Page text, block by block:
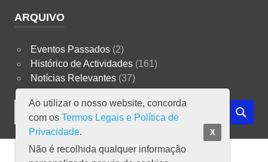
ARQUIVO
Eventos Passados(2)
Histórico de Actividades(161)
Notícias Relevantes(37)
Search
SEARCH
Ao utilizar o nosso website, concorda
com os Termos Legais e Política de
Privacidade.
Não é recolhida qualquer informação
X